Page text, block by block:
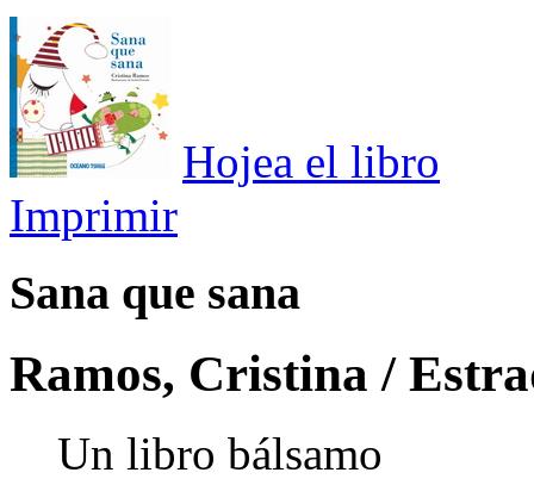
Hojea el libro
Imprimir
Sana que sana
Ramos, Cristina /
Un libro bálsamo